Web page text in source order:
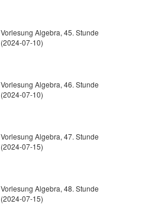
Vorlesung Algebra, 45. Stunde
(2024-07-10)
Vorlesung Algebra, 46. Stunde
(2024-07-10)
Vorlesung Algebra, 47. Stunde
(2024-07-15)
Vorlesung Algebra, 48. Stunde
(2024-07-15)